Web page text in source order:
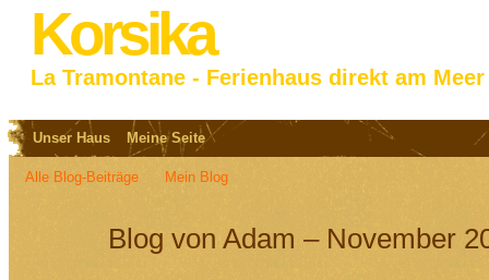
Korsika
La Tramontane - Ferienhaus direkt am Meer
Unser Haus Meine Seite
Alle Blog-Beiträge Mein Blog
Blog von Adam – November